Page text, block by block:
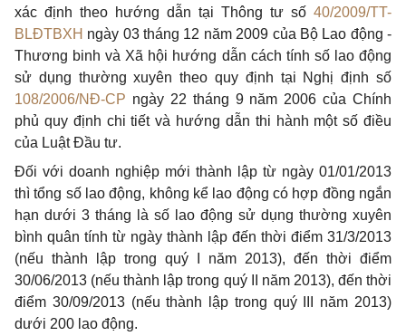
xác định theo hướng dẫn tại Thông tư số 40/2009/TT-
BLĐTBXH ngày 03 tháng 12 năm 2009 của Bộ Lao động -
Thương binh và Xã hội hướng dẫn cách tính số lao động
sử dụng thường xuyên theo quy định tại Nghị định số
108/2006/NĐ-CP ngày 22 tháng 9 năm 2006 của Chính
phủ quy định chi tiết và hướng dẫn thi hành một số điều
của Luật Đầu tư.
Đối với doanh nghiệp mới thành lập từ ngày 01/01/2013
thì tổng số lao động, không kể lao động có hợp đồng ngắn
hạn dưới 3 tháng là số lao động sử dụng thường xuyên
bình quân tính từ ngày thành lập đến thời điểm 31/3/2013
(nếu thành lập trong quý I năm 2013), đến thời điểm
30/06/2013 (nếu thành lập trong quý II năm 2013), đến thời
điểm 30/09/2013 (nếu thành lập trong quý III năm 2013)
dưới 200 lao động.